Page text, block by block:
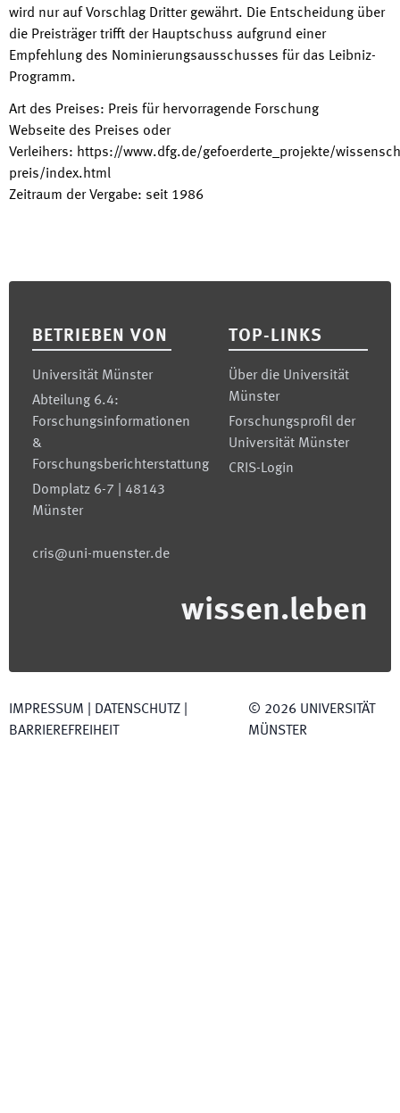
wird nur auf Vorschlag Dritter gewährt. Die Entscheidung über
die Preisträger trifft der Hauptschuss aufgrund einer
Empfehlung des Nominierungsausschusses für das Leibniz-
Programm.
Art des Preises: Preis für hervorragende Forschung
Webseite des Preises oder
Verleihers: https://www.dfg.de/gefoerderte_projekte/
preis/index.html
Zeitraum der Vergabe: seit 1986
BETRIEBEN VON
Universität Münster
Abteilung 6.4:
Forschungsinformationen
&
Forschungsberichterstattung
Domplatz 6-7 | 48143
Münster
cris@uni-muenster.de
TOP-LINKS
Über die Universität
Münster
Forschungsprofil der
Universität Münster
CRIS-Login
wissen.leben
IMPRESSUM DATENSCHUTZ
BARRIEREFREIHEIT
© 2026 UNIVERSITÄT
MÜNSTER